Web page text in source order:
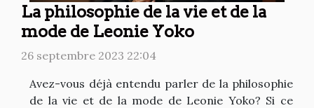
La philosophie de la vie et de la
mode de Leonie Yoko
26 septembre 2023 22:04
Avez-vous déjà entendu parler de la philosophie
de la vie et de la mode de Leonie Yoko? Si ce